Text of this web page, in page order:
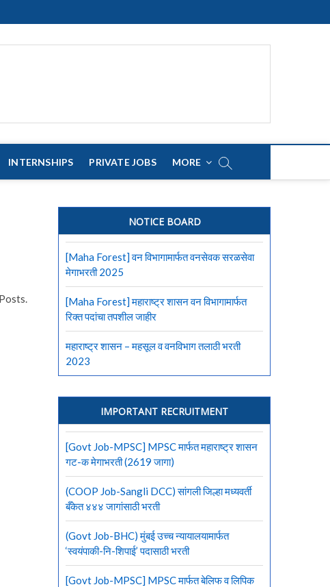
INTERNSHIPS PRIVATE JOBS MORE
NOTICE BOARD
[Maha Forest] वन विभागामार्फत वनसेवक सरळसेवा
मेगाभरती 2025
[Maha Forest] महाराष्ट्र शासन वन विभागामार्फत
रिक्त पदांचा तपशील जाहीर
महाराष्ट्र शासन – महसूल व वनविभाग तलाठी भरती
2023
IMPORTANT RECRUITMENT
[Govt Job-MPSC] MPSC मार्फत महाराष्ट्र शासन
गट-क मेगाभरती (2619 जागा)
(COOP Job-Sangli DCC) सांगली जिल्हा मध्यवर्ती
बँकेत ४४४ जागांसाठी भरती
(Govt Job-BHC) मुंबई उच्च न्यायालयामार्फत
‘स्वयंपाकी-नि-शिपाई’ पदासाठी भरती
[Govt Job-MPSC] MPSC मार्फत बेलिफ व लिपिक